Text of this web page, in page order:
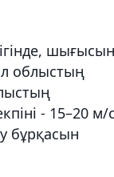
облыстың
- 15–20 м/
бұрқасын